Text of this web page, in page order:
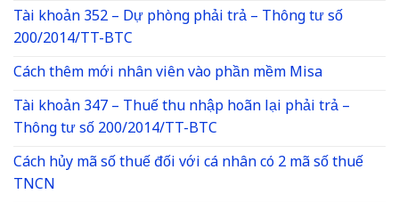
Tài khoản 352 – Dự phòng phải trả – Thông tư số
200/2014/TT-BTC
Cách thêm mới nhân viên vào phần mềm Misa
Tài khoản 347 – Thuế thu nhập hoãn lại phải trả –
Thông tư số 200/2014/TT-BTC
Cách hủy mã số thuế đối với cá nhân có 2 mã số thuế
TNCN